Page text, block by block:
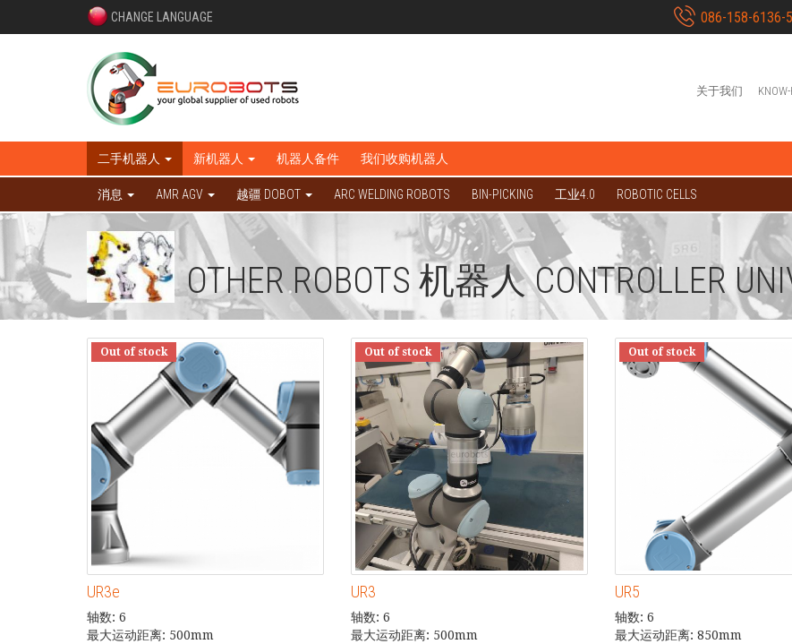
CHANGE LANGUAGE 086-158-6136-
关于我们
二手机器人 新机器人 机器人备件 我们收购机器人
消息 AMR AGV 越疆 DOBOT ARC WELDING ROBOTS BIN-PICKING 工业4.0 ROBOTIC CELLS
OTHER ROBOTS 机器人 CONTROLLER
Out of stock
UR3e
轴数: 6
最大运动距离: 500mm
Out of stock
UR3
轴数: 6
最大运动距离: 500mm
Out of stock
UR5
轴数: 6
最大运动距离: 850mm